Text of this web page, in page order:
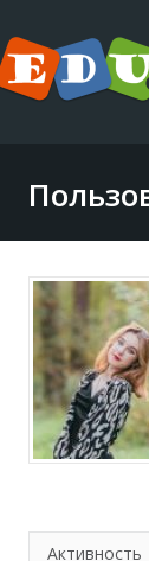
Активность